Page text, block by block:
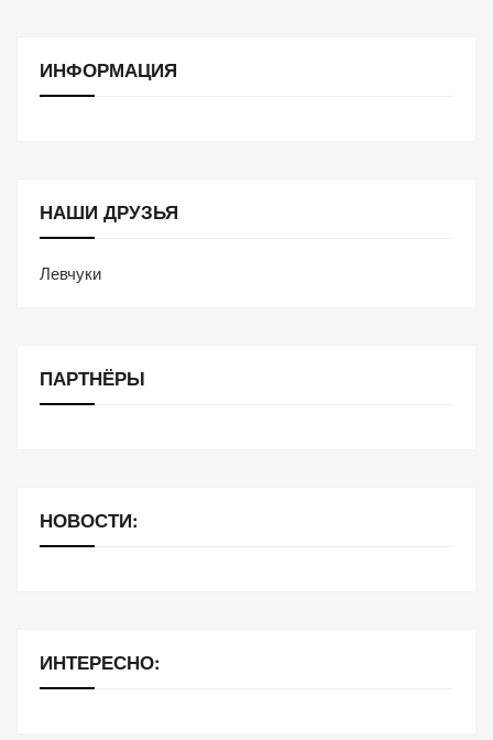
ИНФОРМАЦИЯ
НАШИ ДРУЗЬЯ
Левчуки
ПАРТНЁРЫ
НОВОСТИ:
ИНТЕРЕСНО: